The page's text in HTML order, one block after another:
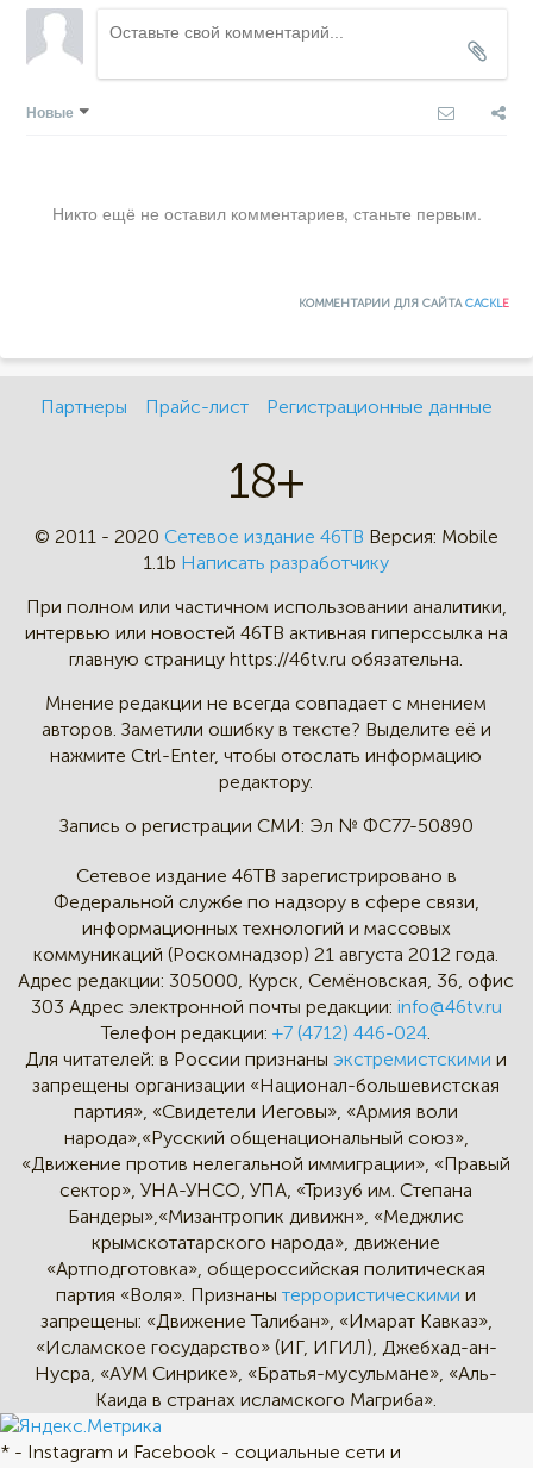
Новые
Никто ещё не оставил комментариев, станьте первым.
КОММЕНТАРИИ ДЛЯ САЙТАCACKLE
Партнеры Прайс-лист Регистрационные данные
18+
© 2011 - 2020 Сетевое издание 46ТВ Версия: Mobile
1.1b Написать разработчику
При полном или частичном использовании аналитики,
интервью или новостей 46TB активная гиперссылка на
главную страницу https://46tv.ru обязательна.
Мнение редакции не всегда совпадает с мнением
авторов. Заметили ошибку в тексте? Выделите её и
нажмите Ctrl-Enter, чтобы отослать информацию
редактору.
Запись о регистрации СМИ: Эл № ФС77-50890
Сетевое издание 46ТВ зарегистрировано в
Федеральной службе по надзору в сфере связи,
информационных технологий и массовых
коммуникаций (Роскомнадзор) 21 августа 2012 года.
Адрес редакции: 305000, Курск, Семёновская, 36, офис
303 Адрес электронной почты редакции: info@46tv.ru
Телефон редакции: +7 (4712) 446-024
Для читателей: в России признаныэкстремистскими и
запрещены организации «Национал-большевистская
партия», «Свидетели Иеговы», «Армия воли
народа»,«Русский общенациональный союз»,
«Движение против нелегальной иммиграции», «Правый
сектор», УНА-УНСО, УПА, «Тризуб им. Степана
Бандеры»,«Мизантропик дивижн», «Меджлис
крымскотатарского народа», движение
«Артподготовка», общероссийская политическая
партия «Воля». Признанытеррористическими и
запрещены: «Движение Талибан», «Имарат Кавказ»,
«Исламское государство» (ИГ, ИГИЛ), Джебхад-ан-
Нусра, «АУМ Синрике», «Братья-мусульмане», «Аль-
Каида в странах исламского Магриба».
* - Instagram и Facebook - социальные сети и